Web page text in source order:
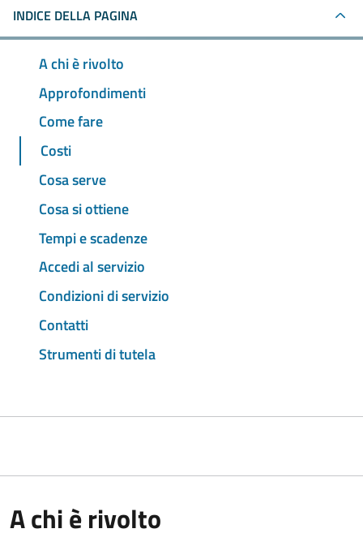
INDICE DELLA PAGINA
A chi è rivolto
Approfondimenti
Come fare
Costi
Cosa serve
Cosa si ottiene
Tempi e scadenze
Accedi al servizio
Condizioni di servizio
Contatti
Strumenti di tutela
A chi è rivolto